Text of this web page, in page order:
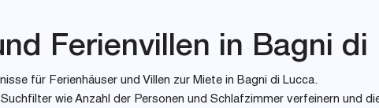
Ferienvillen in Bagni di
für Ferienhäuser und Villen zur Miete in Bagni di Lucca.
wie Anzahl der Personen und Schlafzimmer verfeinern und